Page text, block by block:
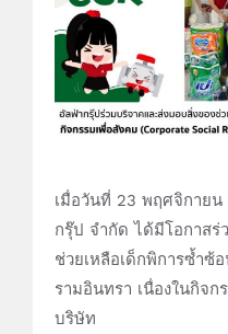
เมื่อวันที่ 23 พฤศจิกาย
กรุ๊ป จำกัด ได้มีโอกาสร่
ช่วยเหลือเด็กพิการซ้ำซ้
รามอินทรา เนื่องในกิจก
บริษัท